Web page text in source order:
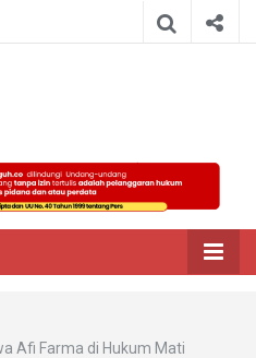
Afi Farma di Hukum Mati